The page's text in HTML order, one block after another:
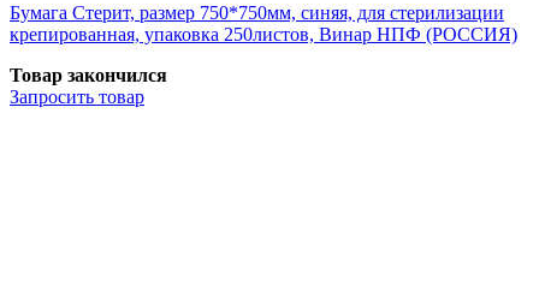
Бумага Стерит, размер 750*750мм, синяя, для стерилизации
крепированная, упаковка 250листов, Винар НПФ (РОССИЯ)
Товар закончился
Запросить товар